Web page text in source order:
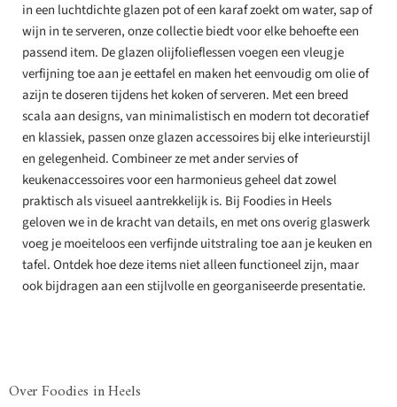
in een luchtdichte glazen pot of een karaf zoekt om water, sap of
wijn in te serveren, onze collectie biedt voor elke behoefte een
passend item. De glazen olijfolieflessen voegen een vleugje
verfijning toe aan je eettafel en maken het eenvoudig om olie of
azijn te doseren tijdens het koken of serveren. Met een breed
scala aan designs, van minimalistisch en modern tot decoratief
en klassiek, passen onze glazen accessoires bij elke interieurstijl
en gelegenheid. Combineer ze met ander servies of
keukenaccessoires voor een harmonieus geheel dat zowel
praktisch als visueel aantrekkelijk is. Bij Foodies in Heels
geloven we in de kracht van details, en met ons overig glaswerk
voeg je moeiteloos een verfijnde uitstraling toe aan je keuken en
tafel. Ontdek hoe deze items niet alleen functioneel zijn, maar
ook bijdragen aan een stijlvolle en georganiseerde presentatie.
Over Foodies in Heels